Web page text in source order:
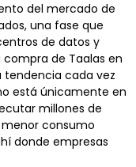
del mercado de
una fase que
de datos y
compra de Taalas en
tendencia cada vez
está únicamente en
millones de
consumo
donde empresas